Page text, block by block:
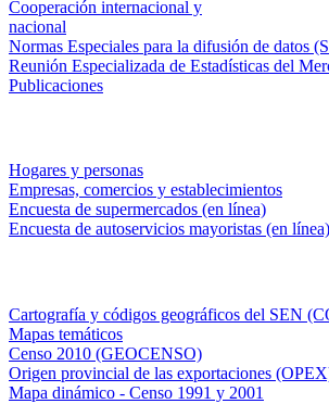
Cooperación internacional y
nacional
Normas Especiales para la difusión de datos
Reunión Especializada de Estadísticas del
Publicaciones
Hogares y personas
Empresas, comercios y establecimientos
Encuesta de supermercados (en línea)
Encuesta de autoservicios mayoristas (en línea)
Cartografía y códigos geográficos del SEN
Mapas temáticos
Censo 2010 (GEOCENSO)
Origen provincial de las exportaciones
Mapa dinámico - Censo 1991 y 2001